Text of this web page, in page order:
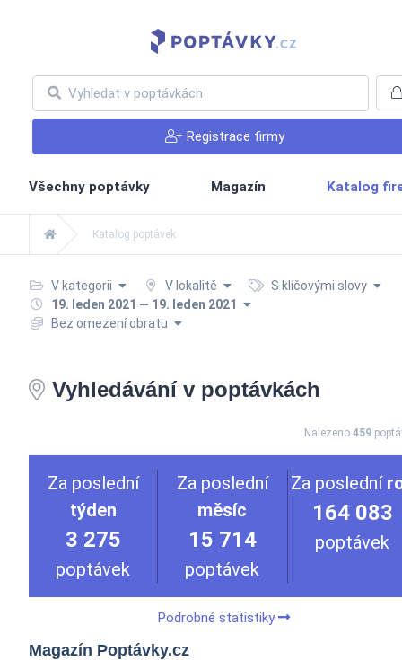
Registrace firmy
Všechny poptávky Magazín Katalog
Katalog poptávek
V kategorii V lokalitě
S klíčovými slovy
19. leden 2021 — 19. leden 2021
Bez omezení obratu
Vyhledávání v poptávkách
Nalezeno 459
Za poslední
týden
3 275
poptávek
Za poslední
měsíc
15 714
poptávek
Za poslední
164 083
poptávek
Podrobné statistiky
Magazín Poptávky.cz